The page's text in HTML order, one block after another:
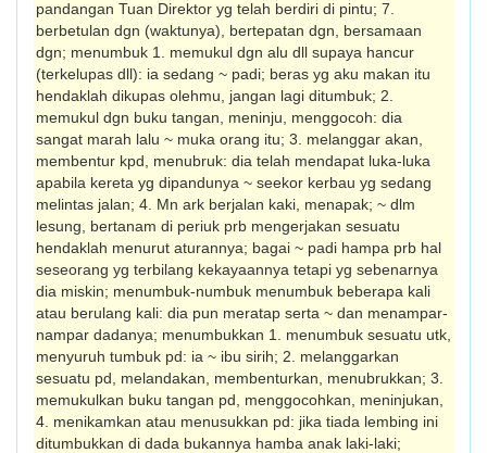
pandangan Tuan Direktor yg telah berdiri di pintu; 7.
berbetulan dgn (waktunya), bertepatan dgn, bersamaan
dgn; menumbuk 1. memukul dgn alu dll supaya hancur
(terkelupas dll): ia sedang ~ padi; beras yg aku makan itu
hendaklah dikupas olehmu, jangan lagi ditumbuk; 2.
memukul dgn buku tangan, meninju, menggocoh: dia
sangat marah lalu ~ muka orang itu; 3. melanggar akan,
membentur kpd, menubruk: dia telah mendapat luka-luka
apabila kereta yg dipandunya ~ seekor kerbau yg sedang
melintas jalan; 4. Mn ark berjalan kaki, menapak; ~ dlm
lesung, bertanam di periuk prb mengerjakan sesuatu
hendaklah menurut aturannya; bagai ~ padi hampa prb hal
seseorang yg terbilang kekayaannya tetapi yg sebenarnya
dia miskin; menumbuk-numbuk menumbuk beberapa kali
atau berulang kali: dia pun meratap serta ~ dan menampar-
nampar dadanya; menumbukkan 1. menumbuk sesuatu utk,
menyuruh tumbuk pd: ia ~ ibu sirih; 2. melanggarkan
sesuatu pd, melandakan, mem­benturkan, menubrukkan; 3.
memukulkan buku tangan pd, menggocohkan, meninjukan,
4. menikamkan atau menusukkan pd: jika tiada lembing ini
ditumbukkan di dada bukannya hamba anak laki-laki;